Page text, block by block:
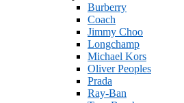
Burberry
Coach
Jimmy Choo
Longchamp
Michael Kors
Oliver Peoples
Prada
Ray-Ban